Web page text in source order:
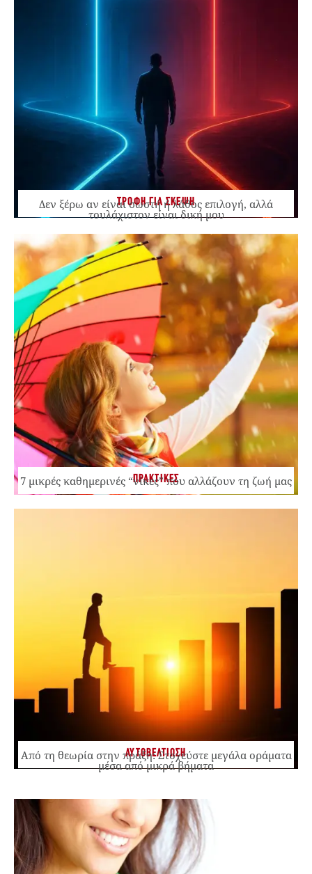
ΤΡΟΦΗ ΓΙΑ ΣΚΕΨΗ
Δεν ξέρω αν είναι σωστή ή λάθος επιλογή, αλλά
τουλάχιστον είναι δική μου
ΠΡΑΚΤΙΚΕΣ
7 μικρές καθημερινές “νίκες” που αλλάζουν τη ζωή μας
ΑΥΤΟΒΕΛΤΙΩΣΗ
Από τη θεωρία στην πράξη: Στοχεύστε μεγάλα οράματα
μέσα από μικρά βήματα